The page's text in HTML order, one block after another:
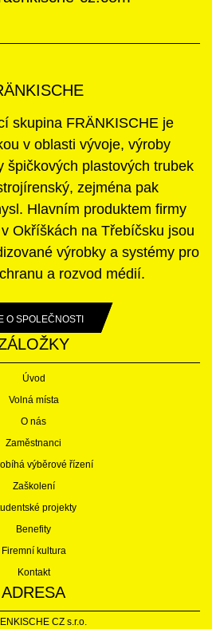
skupina FRÄNKISCHE je
v oblasti vývoje, výroby
špičkových plastových trubek
zejména pak
Hlavním produktem firmy
Okříškách na Třebíčsku jsou
výrobky a systémy pro
a rozvod médií.
O SPOLEČNOSTI
Úvod
Volná místa
O nás
Zaměstnanci
výběrové řízení
Zaškolení
projekty
Benefity
Firemní kultura
Kontakt
ADRESA
CZ s.r.o.